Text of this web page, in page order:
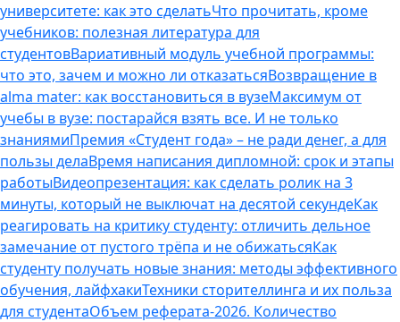
университете: как это сделатьЧто прочитать, кроме
учебников: полезная литература для
студентовВариативный модуль учебной программы:
что это, зачем и можно ли отказатьсяВозвращение в
alma mater: как восстановиться в вузеМаксимум от
учебы в вузе: постарайся взять все. И не только
знаниямиПремия «Студент года» – не ради денег, а для
пользы делаВремя написания дипломной: срок и этапы
работыВидеопрезентация: как сделать ролик на 3
минуты, который не выключат на десятой секундеКак
реагировать на критику студенту: отличить дельное
замечание от пустого трёпа и не обижатьсяКак
студенту получать новые знания: методы эффективного
обучения, лайфхакиТехники сторителлинга и их польза
для студентаОбъем реферата-2026. Количество